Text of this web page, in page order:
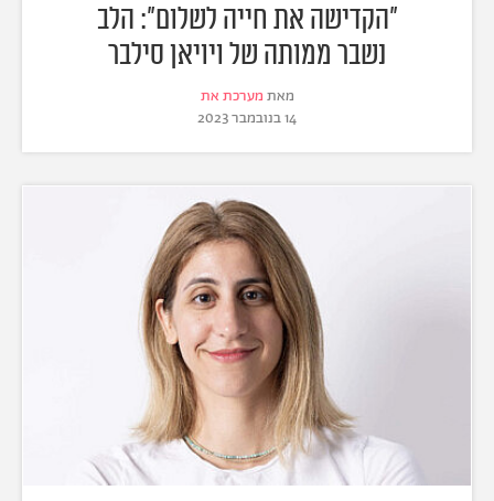
"הקדישה את חייה לשלום": הלב
נשבר ממותה של ויויאן סילבר
מאת מערכת את
14 בנובמבר 2023